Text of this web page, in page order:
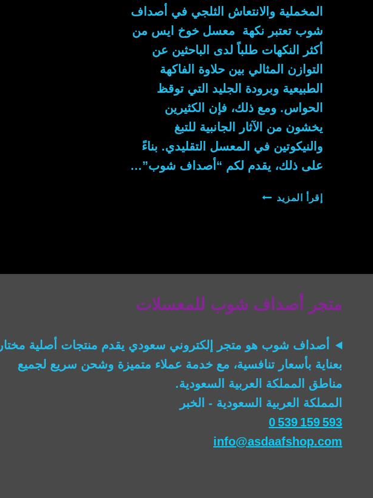
المخملية والانتعاش الثلجي في أصداف
شوب تعتبر نكهة معسل خوخ ايس من
أكثر النكهات طلباً لدى الباحثين عن
التوازن المثالي بين حلاوة الفاكهة
الطبيعية وبرودة الجليد التي توقظ
الحواس. ومع ذلك، فإن الكثيرين
يخشون من الآثار الجانبية للتبغ
والنيكوتين في المعسل التقليدي. بناءً
على ذلك، يقدم لكم “أصداف شوب”…
إقرأ المزيد معسل
متجر أصداف شوب للمعسلات
أصداف شوب هو متجر إلكتروني سعودي يقدم منتجات أصلية
بعناية بأسعار تنافسية، مع خدمة عملاء متميزة وشحن سريع لجميع
مناطق المملكة العربية السعودية.
المملكة العربية السعودية - الخبر
0 539 159 593
info@asdaafshop.com